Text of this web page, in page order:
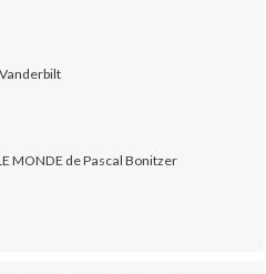
MONDE de Pascal Bonitzer